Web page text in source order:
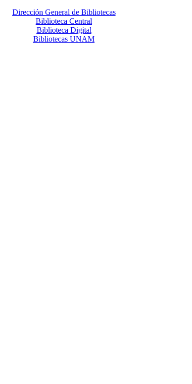
Dirección General de Bibliotecas
Biblioteca Central
Biblioteca Digital
Bibliotecas UNAM